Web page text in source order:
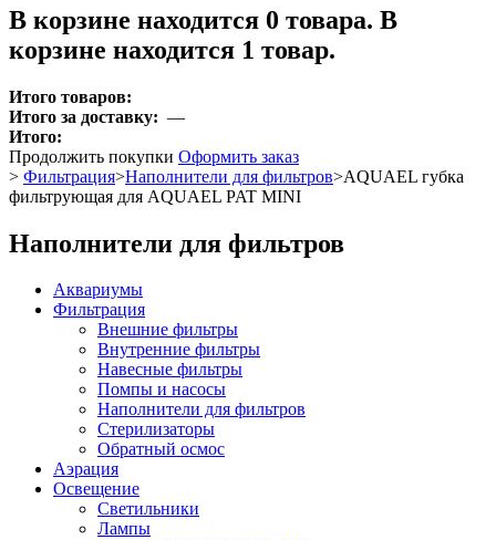
В корзине находится 0 товара. В
корзине находится 1 товар.
Итого товаров:
Итого за доставку: —
Итого:
Продолжить покупки Оформить заказ
> Фильтрация>Наполнители для фильтров>AQUAEL губка
фильтрующая для AQUAEL PAT MINI
Наполнители для фильтров
Аквариумы
Фильтрация
Внешние фильтры
Внутренние фильтры
Навесные фильтры
Помпы и насосы
Наполнители для фильтров
Стерилизаторы
Обратный осмос
Аэрация
Освещение
Светильники
Лампы